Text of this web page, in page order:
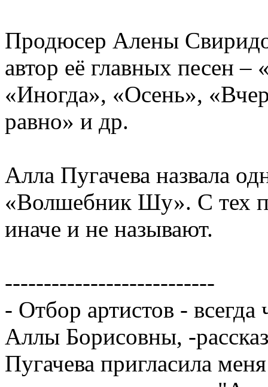
Продюсер Алены
автор её главных песен
«Иногда», «Осень»,
равно» и др.
Алла Пугачева назвала
«Волшебник Шу». С тех
иначе и не называют.
---------------------------
- Отбор артистов -
Аллы Борисовны, -
Пугачева пригласила